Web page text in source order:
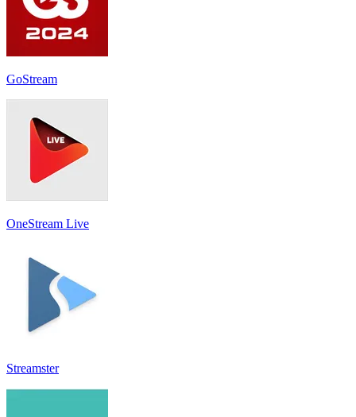
GoStream
OneStream Live
Streamster